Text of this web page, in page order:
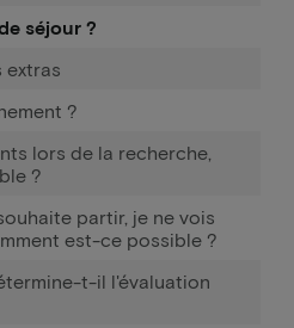
séjour ?
extras
?
lors de la recherche,
?
partir, je ne vois
est-ce possible ?
t-il l'évaluation